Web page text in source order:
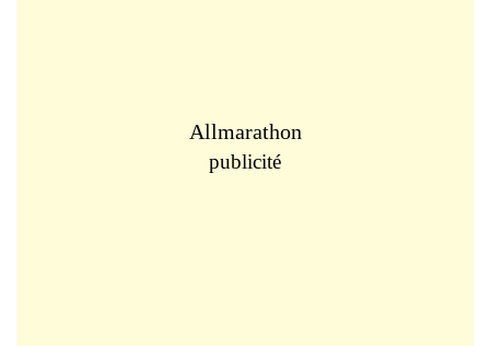
Allmarathon
publicité